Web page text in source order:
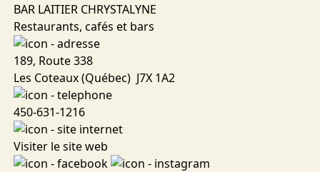
BAR LAITIER CHRYSTALYNE
Restaurants, cafés et bars
189, Route 338
Les Coteaux (Québec) J7X 1A2
450-631-1216
Visiter le site web